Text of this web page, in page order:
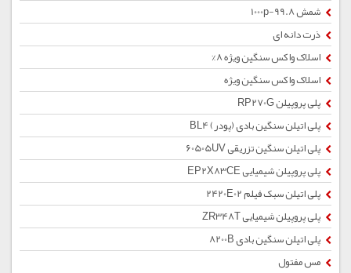
شمش 1000p-99.8
ذرت دانه ای
اسلاک واکس سنگین ویژه 8%
اسلاک واکس سنگین ویژه
پلی پروپیلن RP270G
پلی اتیلن سنگین بادی (پودر) BL4
پلی اتیلن سنگین تزریقی 60505UV
پلی پروپیلن شیمیایی EP2X83CE
پلی اتیلن سبک فیلم 2420E02
پلی پروپیلن شیمیایی ZR348T
پلی اتیلن سنگین بادی 8200B
مس مفتول